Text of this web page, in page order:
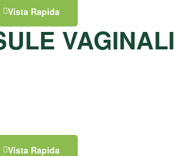
Vista Rapida
Vista Rapida